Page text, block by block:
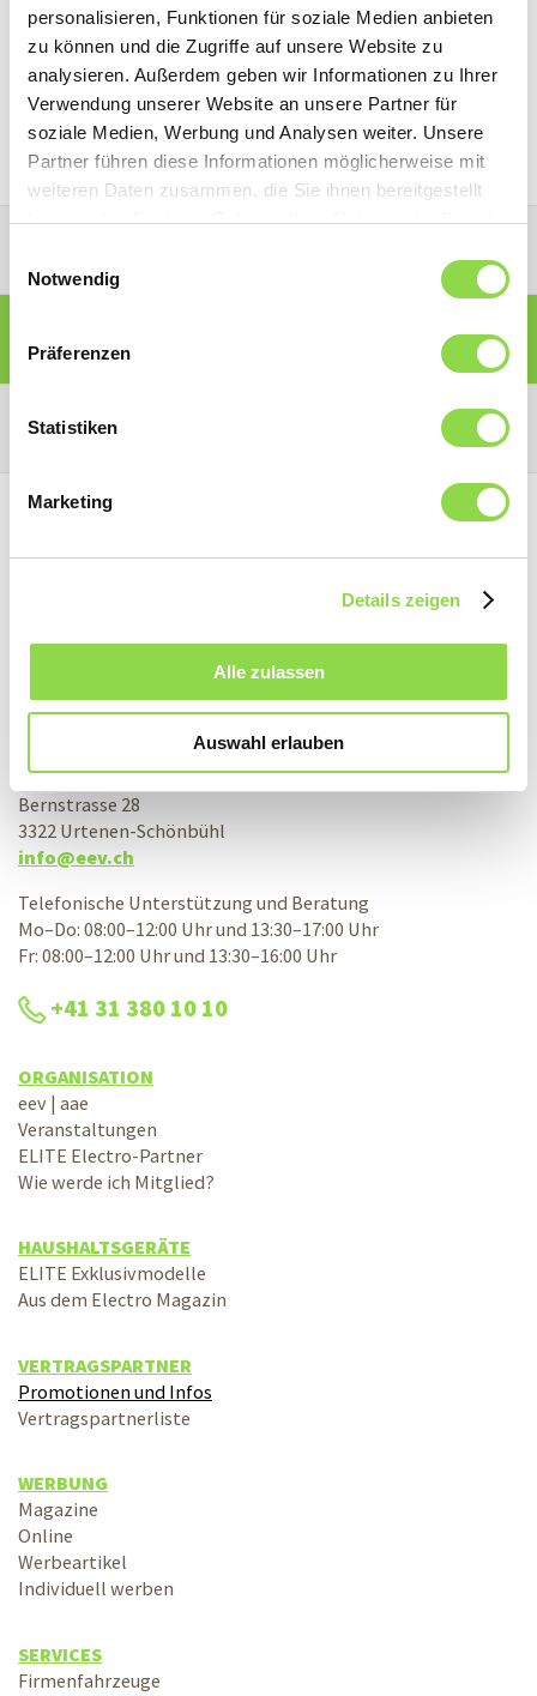
personalisieren, Funktionen für soziale Medien anbieten
zu können und die Zugriffe auf unsere Website zu
analysieren. Außerdem geben wir Informationen zu Ihrer
Verwendung unserer Website an unsere Partner für
soziale Medien, Werbung und Analysen weiter. Unsere
Partner führen diese Informationen möglicherweise mit
weiteren Daten zusammen, die Sie ihnen bereitgestellt
haben oder die sie im Rahmen Ihrer Nutzung der Dienste
Notwendig
Präferenzen
Statistiken
Marketing
Details zeigen
Alle zulassen
Auswahl erlauben
Falls Sie sich zum ersten Mal einloggen, können Sie
mit der Funktion «Passwort zurücksetzen» ein
Passwort erstellen.
Schweizerische Elektro-Einkaufs-Vereinigung
Bernstrasse 28
3322 Urtenen-Schönbühl
info@eev.ch
Telefonische Unterstützung und Beratung
Mo–Do: 08:00–12:00 Uhr und 13:30–17:00 Uhr
Fr: 08:00–12:00 Uhr und 13:30–16:00 Uhr
+41 31 380 10 10
ORGANISATION
eev | aae
Veranstaltungen
ELITE Electro-Partner
Wie werde ich Mitglied?
HAUSHALTSGERÄTE
ELITE Exklusivmodelle
Aus dem Electro Magazin
VERTRAGSPARTNER
Promotionen und Infos
Vertragspartnerliste
WERBUNG
Magazine
Online
Werbeartikel
Individuell werben
SERVICES
Firmenfahrzeuge